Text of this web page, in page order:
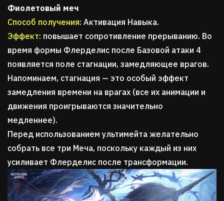
Фиолетовый меч
Способ получения: Активация Навыка.
Эффект: повышает сопротивление прерыванию. Во
время формы Флерделис после Базовой атаки 4
появляется поле стагнации, замедляющее врагов.
Напоминаем, стагнация — это особый эффект
замедления времени на врагах (все их анимации и
движения проигрываются значительно
медленнее).
Перед использованием ультимейта желательно
собрать все три Меча, поскольку каждый из них
усиливает Флерделис после трансформации.